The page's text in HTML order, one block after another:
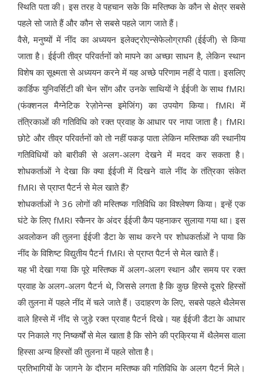
स्थिति पता की। इस तरह वे पहचान सके कि मस्तिष्क के कौन से क्षेत्र सबसे
पहले सो जाते हैं और कौन से सबसे पहले जाग जाते हैं।
वैसे, मनुष्यों में नींद का अध्ययन इलेक्ट्रोएन्सेफेलोग्राफी (ईईजी) से किया
जाता है। ईईजी तीव्र परिवर्तनों को मापने का अच्छा साधन है, लेकिन स्थान
विशेष का सूक्ष्मता से अध्ययन करने में यह अच्छे परिणाम नहीं दे पाता। इसलिए
कार्डिफ युनिवर्सिटी की चेन सोंग और उनके साथियों ने ईईजी के साथ fMRI
(फंक्शनल मैग्नेटिक रेज़ोनेन्स इमेजिंग) का उपयोग किया। fMRI में
तंत्रिकाओं की गतिविधि को रक्त प्रवाह के आधार पर नापा जाता है। fMRI
छोटे और तीव्र परिवर्तनों को तो नहीं पकड़ पाता लेकिन मस्तिष्क की स्थानीय
गतिविधियों को बारीकी से अलग-अलग देखने में मदद कर सकता है।
शोधकर्ताओं ने देखा कि क्या ईईजी में दिखने वाले नींद के तंत्रिका संकेत
fMRI से प्राप्त पैटर्न से मेल खाते हैं?
शोधकर्ताओं ने 36 लोगों की मस्तिष्क गतिविधि का विश्लेषण किया। इन्हें एक
घंटे के लिए fMRI स्कैनर के अंदर ईईजी कैप पहनाकर सुलाया गया था। इस
अवलोकन की तुलना ईईजी डैटा के साथ करने पर शोधकर्ताओं ने पाया कि
नींद के विशिष्ट विद्युतीय पैटर्न fMRI से प्राप्त पैटर्न से मेल खाते हैं।
यह भी देखा गया कि पूरे मस्तिष्क में अलग-अलग स्थान और समय पर रक्त
प्रवाह के अलग-अलग पैटर्न थे, जिससे लगता है कि कुछ हिस्से दूसरे हिस्सों
की तुलना में पहले नींद में चले जाते हैं। उदाहरण के लिए, सबसे पहले थैलेमस
वाले हिस्से में नींद से जुड़े रक्त प्रवाह पैटर्न दिखे। यह ईईजी डैटा के आधार
पर निकाले गए निष्कर्षों से मेल खाता है कि सोने की प्रक्रिया में थैलेमस वाला
हिस्सा अन्य हिस्सों की तुलना में पहले सोता है।
प्रतिभागियों के जागने के दौरान मस्तिष्क की गतिविधि के अलग पैटर्न मिले।